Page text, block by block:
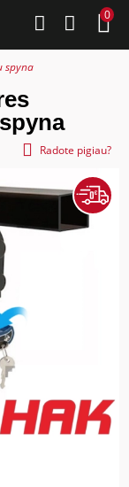
0
spyna
Radote pigiau?